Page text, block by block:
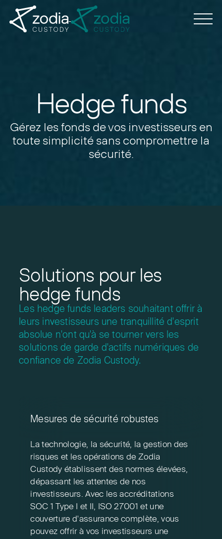
Hedge funds
Gérez les fonds de vos investisseurs en
toute simplicité sans compromettre la
sécurité.
Solutions pour les
hedge funds
Les hedge funds leaders souhaitant offrir à
leurs investisseurs une tranquillitéd'esprit
absolue n'ont qu'à se tourner vers les
solutions de garde d'actifs numériques de
confiance de Zodia Custody.
Mesures de sécurité robustes
La technologie, la sécurité, la gestion des
risques et les opérations de Zodia
Custody établissent des normes élevées,
dépassant les attentes de nos
investisseurs. Avec les accréditations
SOC 1 Type I et II, ISO 27001 et une
couverture d'assurance complète, vous
pouvez offrir à vos investisseurs une